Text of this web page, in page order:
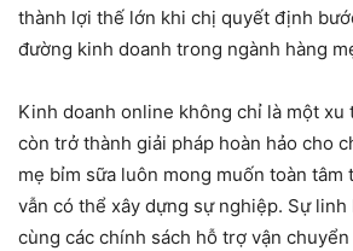
thành lợi thế lớn khi chị quyết định
đường kinh doanh trong ngành hàng
Kinh doanh online không chỉ là một xu
còn trở thành giải pháp hoàn hảo cho
mẹ bỉm sữa luôn mong muốn toàn tâm
vẫn có thể xây dựng sự nghiệp. Sự linh
cùng các chính sách hỗ trợ vận